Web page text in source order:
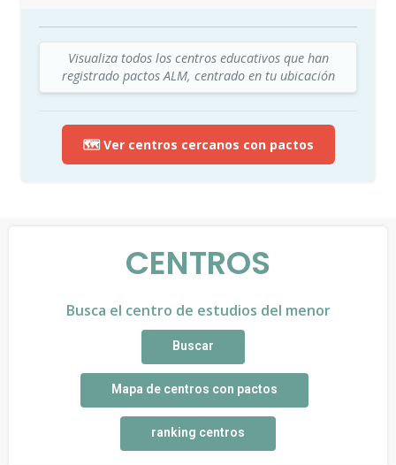
Visualiza todos los centros educativos que han
registrado pactos ALM, centrado en tu ubicación
🗺️ Ver centros cercanos con pactos
CENTROS
Busca el centro de estudios del menor
Buscar
Mapa de centros con pactos
ranking centros